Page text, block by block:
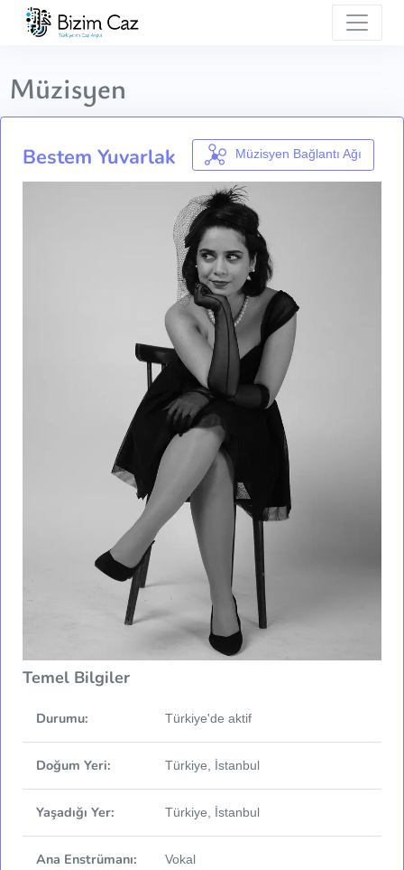
Müzisyen
Bestem Yuvarlak Müzisyen Bağlantı Ağı
Temel Bilgiler
Durumu: Türkiye'de aktif
Doğum Yeri: Türkiye, İstanbul
Yaşadığı Yer: Türkiye, İstanbul
Ana Enstrümanı: Vokal